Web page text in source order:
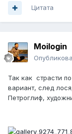
Цитата
Moilogin
Так как страсти
вариант, след
Петроглиф,